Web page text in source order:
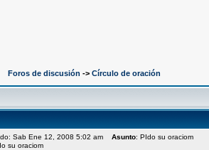
Foros de discusión -> Círculo de oración
Sab Ene 12, 2008 5:02 am Asunto: PIdo su oraciom
su oraciom